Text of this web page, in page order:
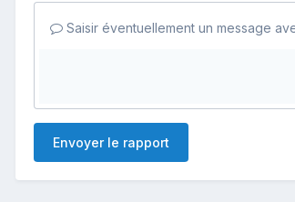
Saisir éventuellement un message
Envoyer le rapport